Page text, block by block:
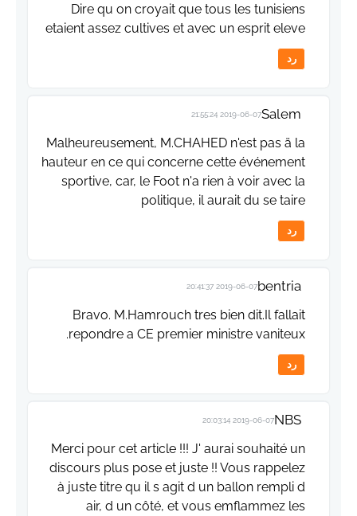
Dire qu on croyait que tous les tunisiens
etaient assez cultives et avec un esprit eleve
رد
Salem
2019-06-07 21:55:24
Malheureusement, M.CHAHED n'est pas ä la
hauteur en ce qui concerne cette événement
sportive, car, le Foot n'a rien à voir avec la
politique, il aurait du se taire
رد
bentria
2019-06-07 20:41:37
Bravo. M.Hamrouch tres bien dit.Il fallait
repondre a CE premier ministre vaniteux.
رد
NBS
2019-06-07 20:03:14
Merci pour cet article !!! J' aurai souhaité un
discours plus pose et juste !! Vous rappelez
à juste titre qu il s agit d un ballon rempli d
air, d un côté, et vous emflammez les